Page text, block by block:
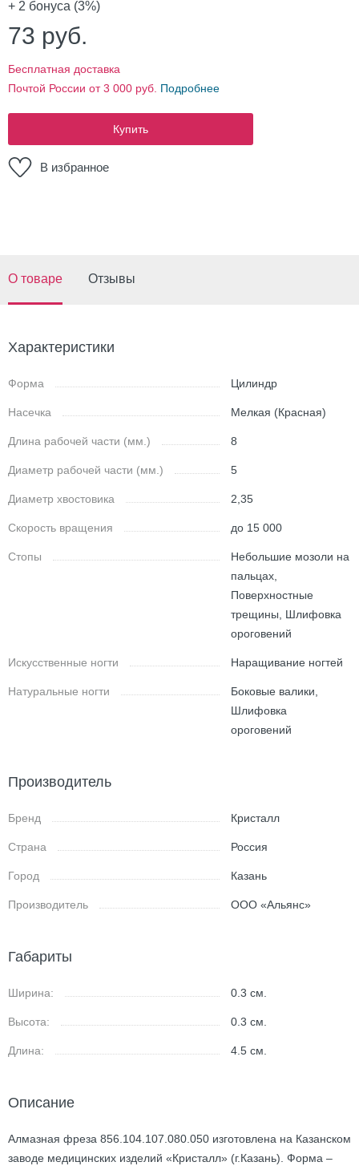
+ 2 бонуса (3%)
73 руб.
Бесплатная доставка
Почтой России от 3 000 руб. Подробнее
Купить
В избранное
О товаре Отзывы
Характеристики
Форма Цилиндр
Насечка Мелкая (Красная)
Длина рабочей части (мм.) 8
Диаметр рабочей части (мм.) 5
Диаметр хвостовика 2,35
Скорость вращения до 15 000
Стопы
Небольшие мозоли на
пальцах,
Поверхностные
трещины, Шлифовка
ороговений
Искусственные ногти Наращивание ногтей
Натуральные ногти
Боковые валики,
Шлифовка
ороговений
Производитель
Бренд Кристалл
Страна Россия
Город Казань
Производитель ООО «Альянс»
Габариты
Ширина: 0.3см.
Высота: 0.3см.
Длина: 4.5см.
Описание
Алмазная фреза 856.104.107.080.050 изготовлена на Казанском
заводе медицинских изделий «Кристалл» (г.Казань). Форма –